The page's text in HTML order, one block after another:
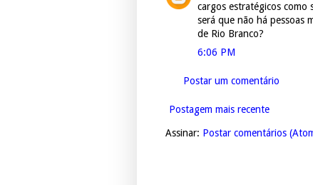
cargos estratégicos como
será que não há pessoas
de Rio Branco?
6:06 PM
Postar um comentário
Postagem mais recente
Assinar: Postar comentários